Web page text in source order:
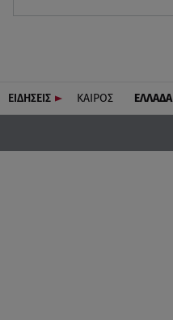
ΕΙΔΗΣΕΙΣ ΚΑΙΡΟΣ ΕΛΛΑΔΑ